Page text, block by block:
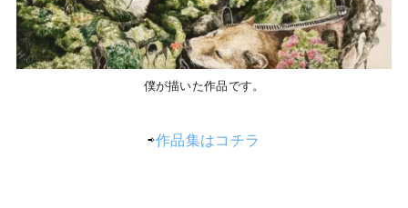
僕が描いた作品です。
⇨作品集はコチラ